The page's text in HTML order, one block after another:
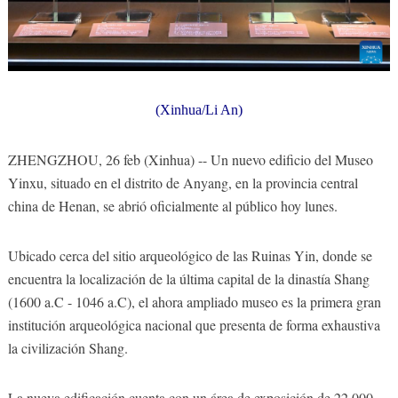
(Xinhua/Li An)
ZHENGZHOU, 26 feb (Xinhua) -- Un nuevo edificio del Museo
Yinxu, situado en el distrito de Anyang, en la provincia central
china de Henan, se abrió oficialmente al público hoy lunes.
Ubicado cerca del sitio arqueológico de las Ruinas Yin, donde se
encuentra la localización de la última capital de la dinastía Shang
(1600 a.C - 1046 a.C), el ahora ampliado museo es la primera gran
institución arqueológica nacional que presenta de forma exhaustiva
la civilización Shang.